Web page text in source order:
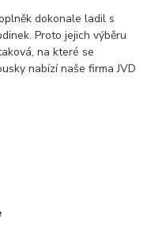
dokonale ladil s
Proto jejich výběru
na které se
nabízí naše firma JVD